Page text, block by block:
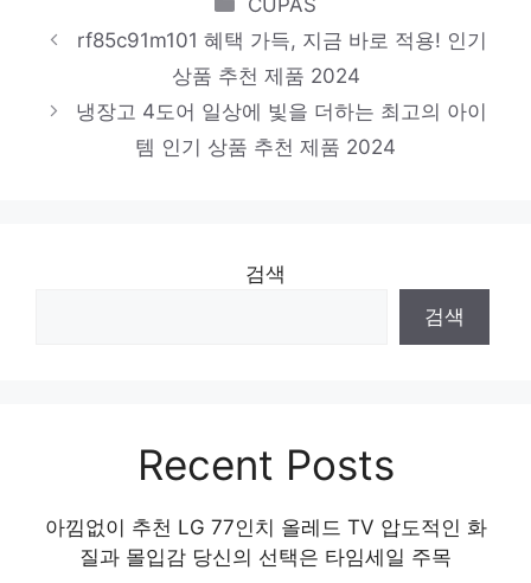
천 제품 2024
lg 냉장고 4도어 870
하루만에 품절될 아이템! 인기 상품 추천 제
품 2024
rf85c91m101 혜택 가득, 지금 바로 적용! 인기
상품 추천 제품 2024
냉장고 4도어 일상에 빛을 더하는 최고의 아이
템 인기 상품 추천 제품 2024
검색
검색
Recent Posts
아낌없이 추천 LG 77인치 올레드 TV 압도적인 화
질과 몰입감 당신의 선택은 타임세일 주목